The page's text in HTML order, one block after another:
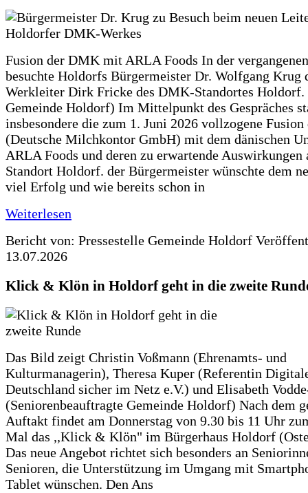
Fusion der DMK mit ARLA Foods In der
besuchte Holdorfs Bürgermeister Dr. Wolfgang Krug
Werkleiter Dirk Fricke des DMK-Standortes Holdorf.
Gemeinde Holdorf) Im Mittelpunkt des Gespräches
insbesondere die zum 1. Juni 2026 vollzogene
(Deutsche Milchkontor GmbH) mit dem dänischen
ARLA Foods und deren zu erwartende Auswirkungen
Standort Holdorf. der Bürgermeister wünschte dem
viel Erfolg und wie bereits schon in
Weiterlesen
Bericht von: Pressestelle Gemeinde Holdorf
13.07.2026
Klick & Klön in Holdorf geht in die zweite
Das Bild zeigt Christin Voßmann (Ehrenamts- und
Kulturmanagerin), Theresa Kuper (Referentin
Deutschland sicher im Netz e.V.) und Elisabeth
(Seniorenbeauftragte Gemeinde Holdorf) Nach dem
Auftakt findet am Donnerstag von 9.30 bis 11 Uhr
Mal das ,,Klick & Klön" im Bürgerhaus Holdorf
Das neue Angebot richtet sich besonders an
Senioren, die Unterstützung im Umgang mit
Tablet wünschen. Den Ans